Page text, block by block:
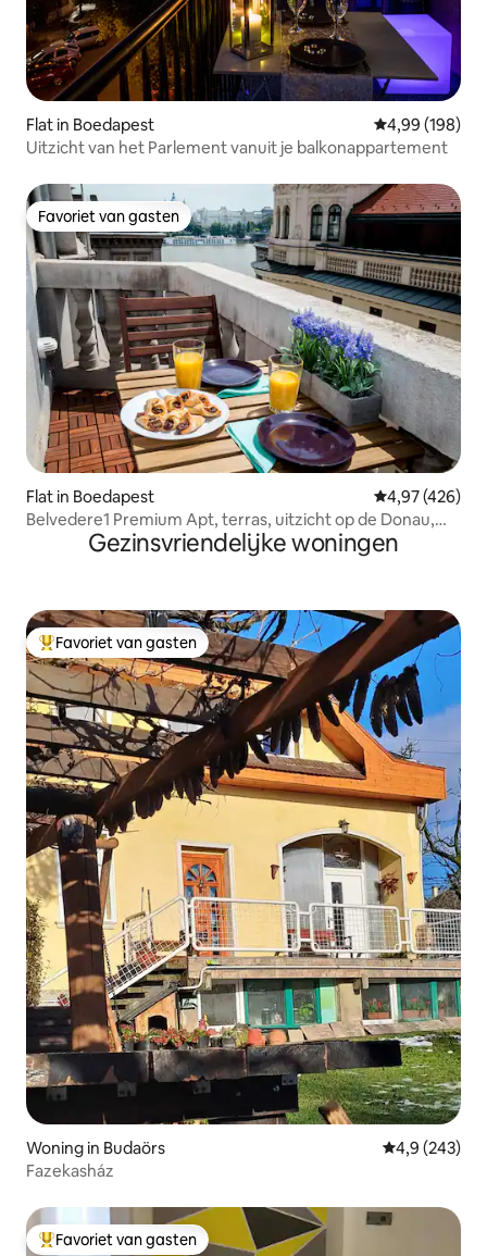
Flat in Boedapest Gemiddelde
4,99 (198)
Uitzicht van het Parlement vanuit je balkonappartement
Favoriet van gasten
Favoriet van gasten
Flat in Boedapest Gemiddelde
4,97 (426)
Belvedere1 Premium Apt, terras, uitzicht op de Donau,
airconditioningGezinsvriendelijke woningen
Topfavoriet van gasten
Favoriet van gasten
Woning in Budaörs Gemiddelde
4,9 (243)
Fazekasház
Topfavoriet van gasten
Favoriet van gasten